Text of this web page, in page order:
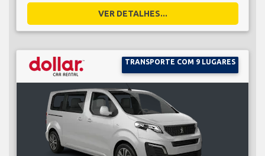
VER DETALHES...
TRANSPORTE COM 9 LUGARES